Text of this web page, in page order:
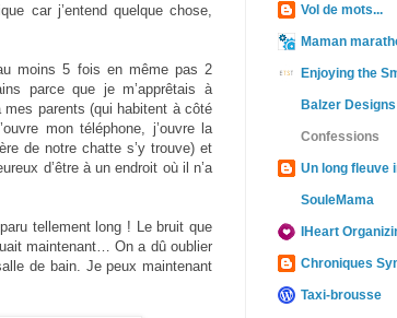
car j’entend quelque chose,
moins 5 fois en même pas 2
parce que je m’apprêtais à
parents (qui habitent à côté
mon téléphone, j’ouvre la
de notre chatte s’y trouve) et
d’être à un endroit où il n’a
tellement long ! Le bruit que
maintenant… On a dû oublier
de bain. Je peux maintenant
Vol de mots...
Maman
Enjoying the
Balzer Designs
Confessions
Un long fleuve
SouleMama
IHeart
Chroniques
Taxi-brousse